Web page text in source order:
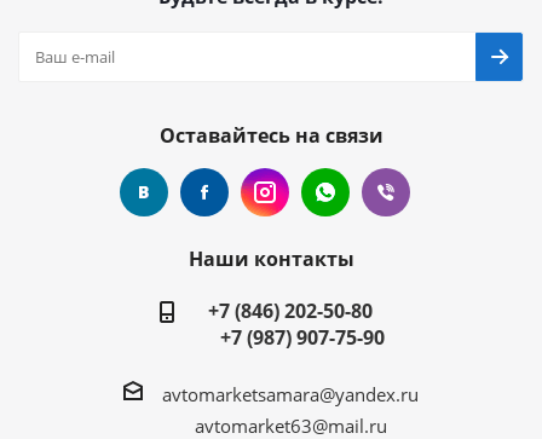
Оставайтесь на связи
Наши контакты
+7 (846) 202-50-80
+7 (987) 907-75-90
avtomarketsamara@yandex.ru
avtomarket63@mail.ru